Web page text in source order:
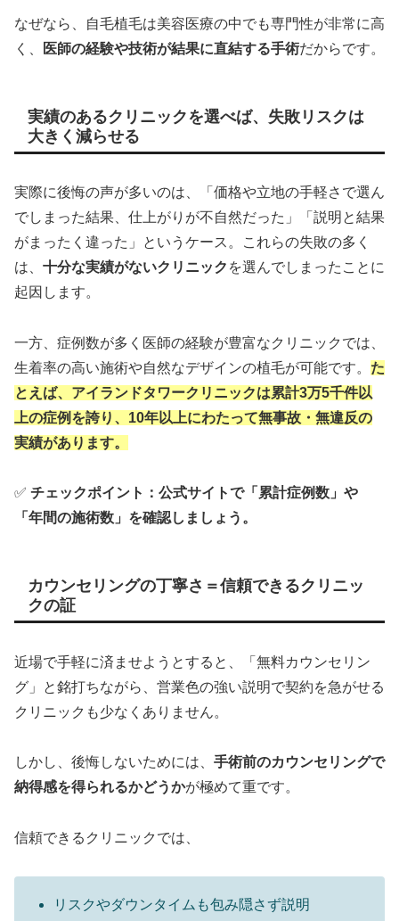
なぜなら、自毛植毛は美容医療の中でも専門性が非常に高
く、
医師の経験や技術が結果に直結する手術だからです。
実績のあるクリニックを選べば、失敗リスクは
大きく減らせる
実際に後悔の声が多いのは、「価格や立地の手軽さで選ん
でしまった結果、仕上がりが不自然だった」「説明と結果
がまったく違った」というケース。これらの失敗の多く
は、 十分な実績がないクリニック を選んでしまったことに
起因します。
一方、症例数が多く医師の経験が豊富なクリニックでは、
生着率の高い施術や自然なデザインの植毛が可能です。 た
とえば、アイランドタワークリニックは累計3万5千件以
上の症例を誇り、10年以上にわたって無事故・無違反の
実績があります。
✅ チェックポイント：公式サイトで「累計症例数」や
「年間の施術数」を確認しましょう。
カウンセリングの丁寧さ＝信頼できるクリニッ
クの証
近場で手軽に済ませようとすると、「無料カウンセリン
グ」と銘打ちながら、営業色の強い説明で契約を急がせる
クリニックも少なくありません。
しかし、後悔しないためには、 手術前のカウンセリングで
納得感を得られるかどうかが極めて重です。
信頼できるクリニックでは、
リスクやダウンタイムも包み隠さず説明